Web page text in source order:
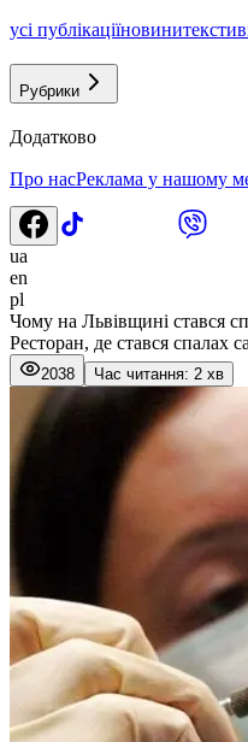
усі публікаціїновинитексти
Рубрики
Додатково
Про насРеклама у нашому
ua
en
pl
Чому на Львівщині стався
Ресторан, де стався спалах
2038 Час читання: 2 хв